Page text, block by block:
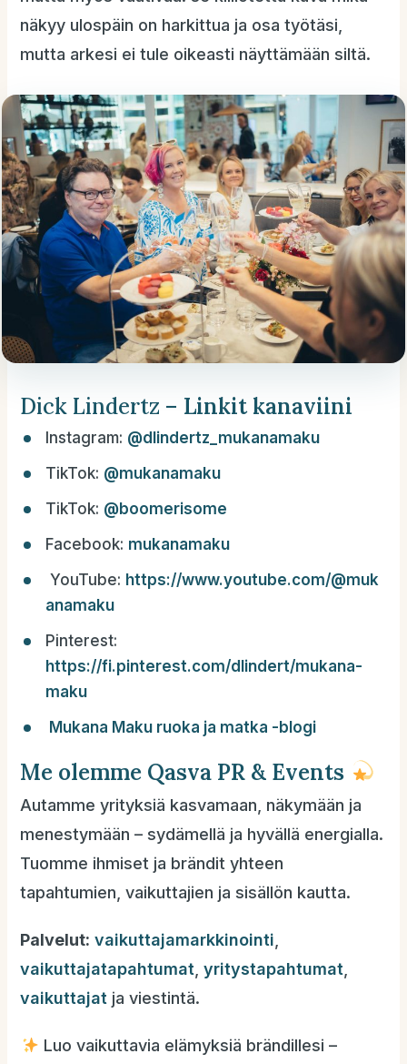
näkyy ulospäin on harkittua ja osa työtäsi,
mutta arkesi ei tule oikeasti näyttämään siltä.
Dick Lindertz – Linkit kanaviini
Instagram: @dlindertz_mukanamaku
TikTok: @mukanamaku
TikTok: @boomerisome
Facebook: mukanamaku
YouTube: https://www.youtube.com/@muk
anamaku
Pinterest:
https://fi.pinterest.com/dlindert/mukana-
maku
Mukana Maku ruoka ja matka -blogi
Me olemme Qasva PR & Events
Autamme yrityksiä kasvamaan, näkymään ja
menestymään – sydämellä ja hyvällä energialla.
Tuomme ihmiset ja brändit yhteen
tapahtumien, vaikuttajien ja sisällön kautta.
Palvelut: vaikuttajamarkkinointi
vaikuttajatapahtumat ,yritystapahtumat
vaikuttajat ja viestintä.
Luo vaikuttavia elämyksiä brändillesi –